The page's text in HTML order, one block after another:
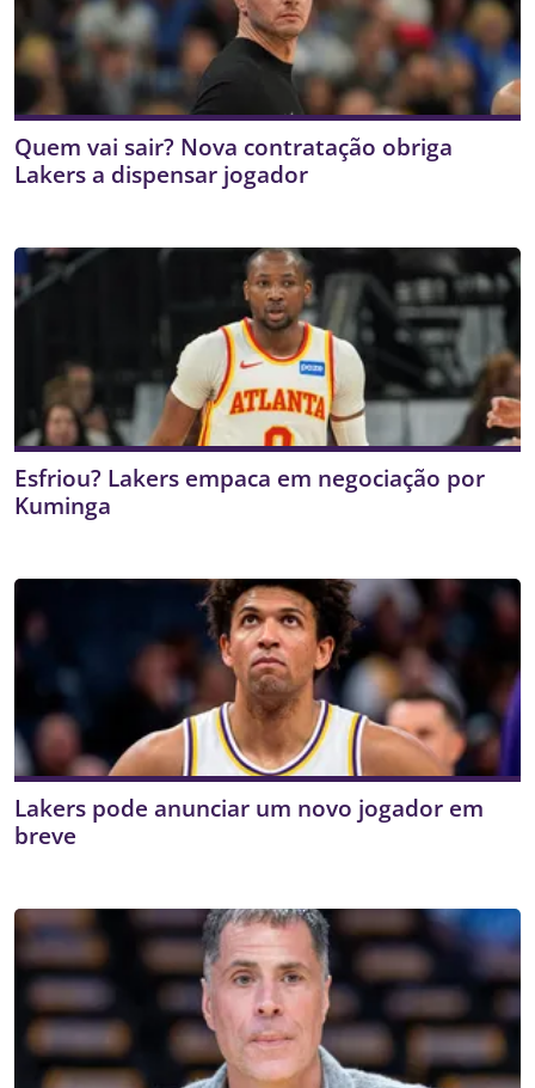
Quem vai sair? Nova contratação obriga
Lakers a dispensar jogador
Esfriou? Lakers empaca em negociação por
Kuminga
Lakers pode anunciar um novo jogador em
breve